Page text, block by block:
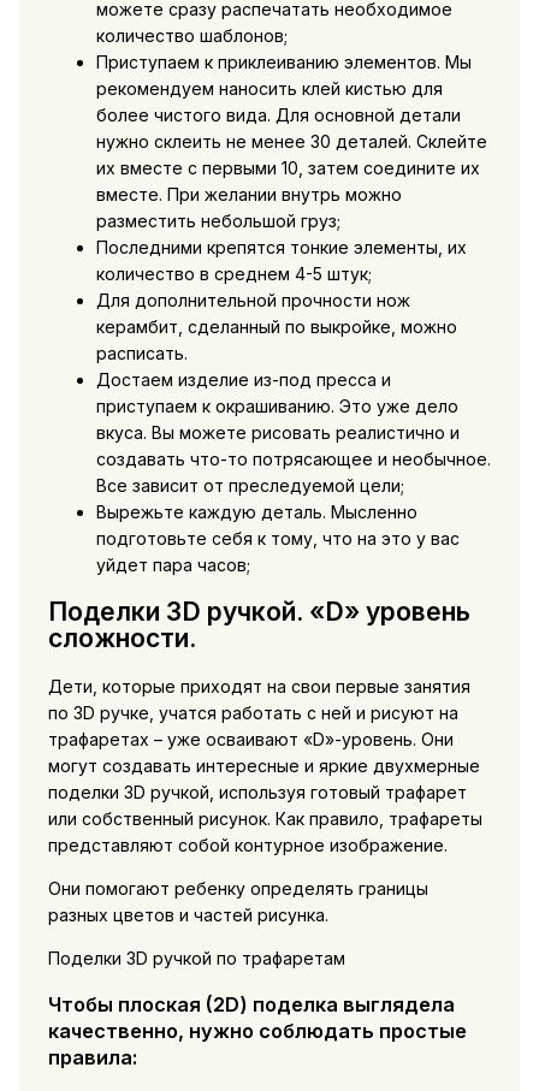
можете сразу распечатать необходимое
количество шаблонов;
Приступаем к приклеиванию элементов. Мы
рекомендуем наносить клей кистью для
более чистого вида. Для основной детали
нужно склеить не менее 30 деталей. Склейте
их вместе с первыми 10, затем соедините их
вместе. При желании внутрь можно
разместить небольшой груз;
Последними крепятся тонкие элементы, их
количество в среднем 4-5 штук;
Для дополнительной прочности нож
керамбит, сделанный по выкройке, можно
расписать.
Достаем изделие из-под пресса и
приступаем к окрашиванию. Это уже дело
вкуса. Вы можете рисовать реалистично и
создавать что-то потрясающее и необычное.
Все зависит от преследуемой цели;
Вырежьте каждую деталь. Мысленно
подготовьте себя к тому, что на это у вас
уйдет пара часов;
Поделки 3D ручкой. «D» уровень
сложности.
Дети, которые приходят на свои первые занятия
по 3D ручке, учатся работать с ней и рисуют на
трафаретах – уже осваивают «D»-уровень. Они
могут создавать интересные и яркие двухмерные
поделки 3D ручкой, используя готовый трафарет
или собственный рисунок. Как правило, трафареты
представляют собой контурное изображение.
Они помогают ребенку определять границы
разных цветов и частей рисунка.
Поделки 3D ручкой по трафаретам
Чтобы плоская (2D) поделка выглядела
качественно, нужно соблюдать простые
правила: